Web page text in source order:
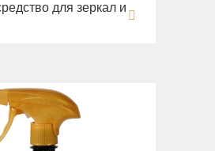
для зеркал и